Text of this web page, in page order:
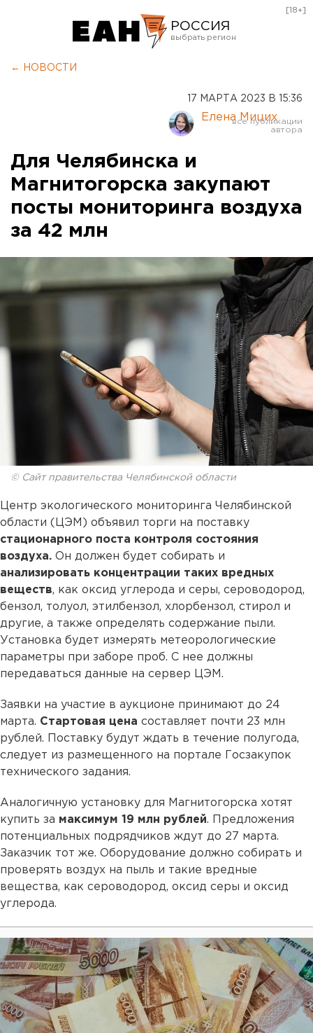
РОССИЯ
Курган
Оренбург
[18+]
← НОВОСТИ
17 МАРТА 2023 В 15:36
Елена Мицих
Для Челябинска и
Магнитогорска закупают
посты мониторинга воздуха
за 42 млн
© Сайт правительства Челябинской области
Центр экологического мониторинга Челябинской
области (ЦЭМ) объявил торги на поставку
стационарного поста контроля состояния
воздуха. Он должен будет собирать и
анализировать концентрации таких вредных
веществ, как оксид углерода и серы, сероводород,
бензол, толуол, этилбензол, хлорбензол, стирол и
другие, а также определять содержание пыли.
Установка будет измерять метеорологические
параметры при заборе проб. С нее должны
передаваться данные на сервер ЦЭМ.
Заявки на участие в аукционе принимают до 24
марта. Стартовая цена составляет почти 23 млн
рублей. Поставку будут ждать в течение полугода,
следует из размещенного на портале Госзакупок
технического задания.
Аналогичную установку для Магнитогорска хотят
купить за максимум 19 млн рублей. Предложения
потенциальных подрядчиков ждут до 27 марта.
Заказчик тот же. Оборудование должно собирать и
проверять воздух на пыль и такие вредные
вещества, как сероводород, оксид серы и оксид
углерода.